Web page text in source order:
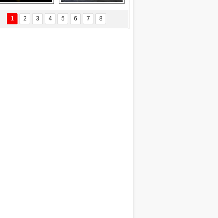
ÖZYANIK
Değişti?
Delta uçağına
yıldırım çarptı
Ford Focus RS
(2015)
1 2 3 4 5 6 7 8